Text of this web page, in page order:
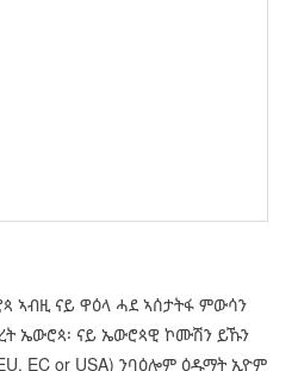
ኣብዚ ናይ ዋዕላ ሓደ ኣሰታትፋ ምውሳን
ኤውሮጳ፡ ናይ ኤውሮጳዊ ኮሙሽን ይኹን
EC or USA) ንባዕሎም ዕዱማት ኢዮም